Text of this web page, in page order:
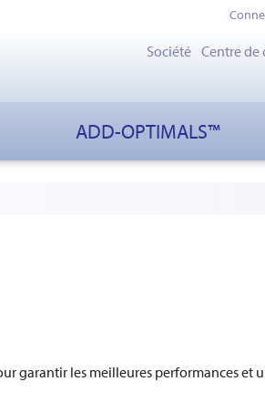
Société Centre de
ADD-OPTIMALS™
garantir les meilleures performances